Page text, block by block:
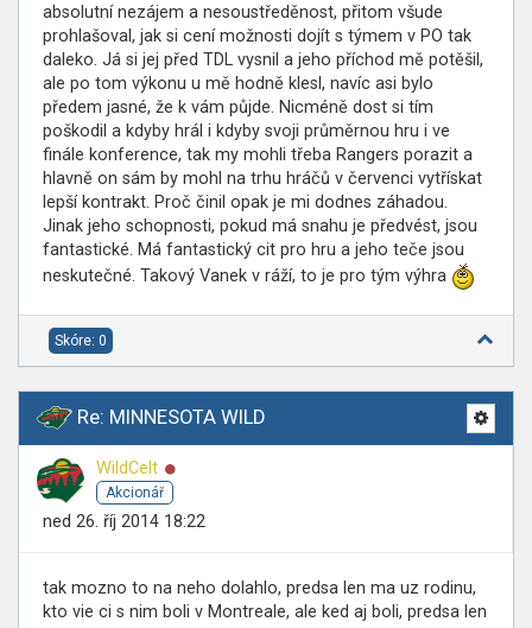
absolutní nezájem a nesoustředěnost, přitom všude
prohlašoval, jak si cení možnosti dojít s týmem v PO tak
daleko. Já si jej před TDL vysnil a jeho příchod mě potěšil,
ale po tom výkonu u mě hodně klesl, navíc asi bylo
předem jasné, že k vám půjde. Nicméně dost si tím
poškodil a kdyby hrál i kdyby svoji průměrnou hru i ve
finále konference, tak my mohli třeba Rangers porazit a
hlavně on sám by mohl na trhu hráčů v červenci vytřískat
lepší kontrakt. Proč činil opak je mi dodnes záhadou.
Jinak jeho schopnosti, pokud má snahu je předvést, jsou
fantastické. Má fantastický cit pro hru a jeho teče jsou
neskutečné. Takový Vanek v ráží, to je pro tým výhra
Skóre: 0
Re: MINNESOTA WILD
WildCelt
Akcionář
ned 26. říj 2014 18:22
tak mozno to na neho dolahlo, predsa len ma uz rodinu,
kto vie ci s nim boli v Montreale, ale ked aj boli, predsa len